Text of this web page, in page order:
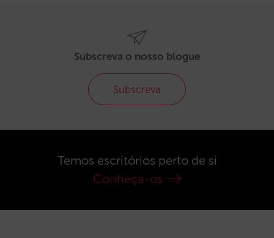
Subscreva o nosso blogue
Subscreva
Temos escritórios perto de si
Conheça-os